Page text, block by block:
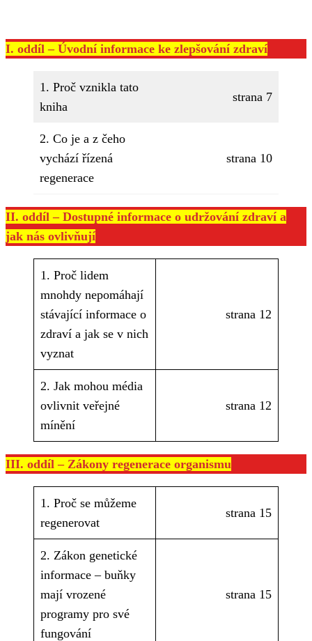
I. oddíl – Úvodní informace ke zlepšování zdraví
1. Proč vznikla tato
kniha
strana 7
2. Co je a z čeho
vychází řízená
regenerace
strana 10
II. oddíl – Dostupné informace o udržování zdraví a
jak nás ovlivňují
1. Proč lidem
mnohdy nepomáhají
stávající informace o
zdraví a jak se v nich
vyznat
strana 12
2. Jak mohou média
ovlivnit veřejné
mínění
strana 12
III. oddíl – Zákony regenerace organismu
1. Proč se můžeme
regenerovat
strana 15
2. Zákon genetické
informace – buňky
mají vrozené
programy pro své
fungování
strana 15